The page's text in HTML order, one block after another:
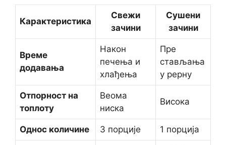
Карактеристика
Свежи
зачини
Сушени
зачини
Време
додавања
Након
печења и
хлађења
Пре
стављања
у рерну
Отпорност на
топлоту
Веома
ниска
Висока
Однос количине 3 порције 1 порција